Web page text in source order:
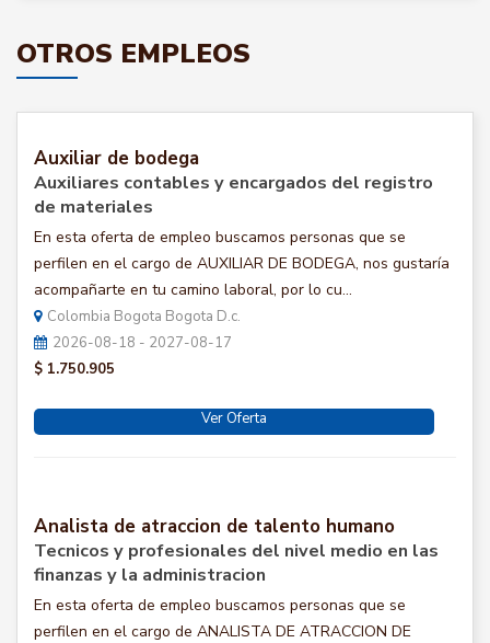
OTROS EMPLEOS
Auxiliar de bodega
Auxiliares contables y encargados del registro
de materiales
En esta oferta de empleo buscamos personas que se
perfilen en el cargo de AUXILIAR DE BODEGA, nos gustaría
acompañarte en tu camino laboral, por lo cu...
Colombia Bogota Bogota D.c.
2026-08-18 - 2027-08-17
$ 1.750.905
Ver Oferta
Analista de atraccion de talento humano
Tecnicos y profesionales del nivel medio en las
finanzas y la administracion
En esta oferta de empleo buscamos personas que se
perfilen en el cargo de ANALISTA DE ATRACCION DE